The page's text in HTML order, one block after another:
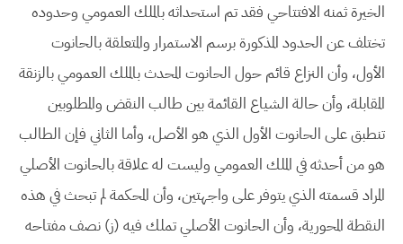
الخيرة ثمنه الافتتاحي فقد تم استحداثه بالملك العمومي وحدوده
تختلف عن الحدود المذكورة برسم الاستمرار والمتعلقة بالحانوت
الأول، وأن النزاع قائم حول الحانوت المحدث بالملك العمومي بالزنقة
المقابلة، وأن حالة الشياع القائمة بين طالب النقض والمطلوبين
تنطبق على الحانوت الأول الذي هو الأصل، وأما الثاني فإن الطالب
هو من أحدثه في الملك العمومي وليست له علاقة بالحانوت الأصلي
المراد قسمته الذي يتوفر على واجهتين، وأن المحكمة لم تبحث في هذه
النقطة المحورية، وأن الحانوت الأصلي تملك فيه (ز) نصف مفتاحه